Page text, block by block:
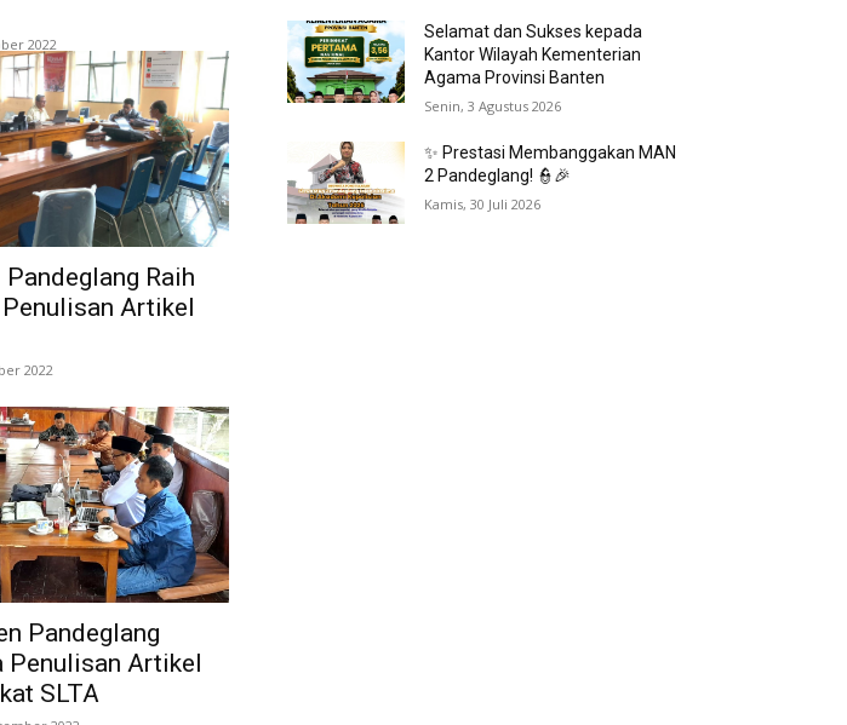
2022
Raih
Artikel
2022
Pandeglang
Penulisan Artikel
SLTA
Selamat dan Sukses kepada
Kantor Wilayah Kementerian
Agama Provinsi Banten
Senin, 3 Agustus 2026
✨ Prestasi Membanggakan MAN
2 Pandeglang! 👮🎉
Kamis, 30 Juli 2026